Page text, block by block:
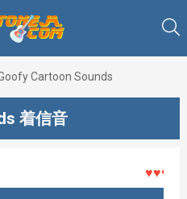
Cartoon Sounds
着信音
♥♥♥着メ